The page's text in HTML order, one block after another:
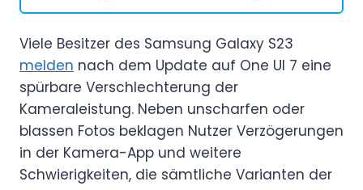
Viele Besitzer des Samsung Galaxy S23
melden nach dem Update auf One UI 7 eine
spürbare Verschlechterung der
Kameraleistung. Neben unscharfen oder
blassen Fotos beklagen Nutzer Verzögerungen
in der Kamera-App und weitere
Schwierigkeiten, die sämtliche Varianten der